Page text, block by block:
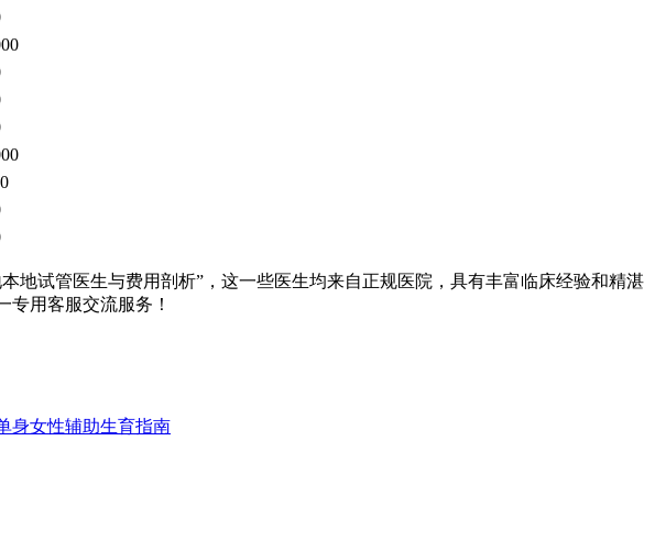
地试管医生与费用剖析”，这一些医生均来自正规医院，具有丰富临床经验和精湛
用客服交流服务！
身女性辅助生育指南